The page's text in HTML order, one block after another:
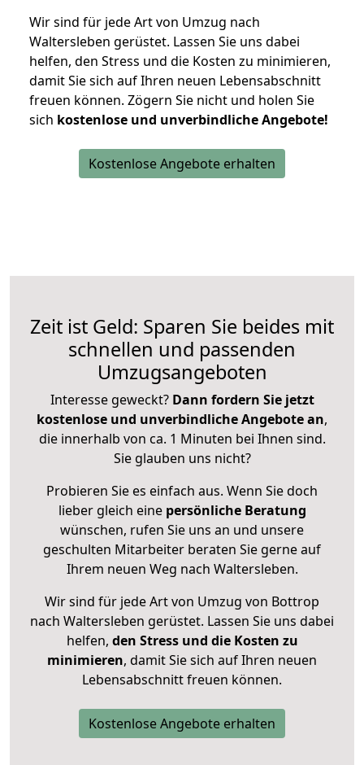
Wir sind für jede Art von Umzug nach
Waltersleben gerüstet. Lassen Sie uns dabei
helfen, den Stress und die Kosten zu minimieren,
damit Sie sich auf Ihren neuen Lebensabschnitt
freuen können. Zögern Sie nicht und holen Sie
sich kostenlose und unverbindliche Angebote!
Kostenlose Angebote erhalten
Zeit ist Geld: Sparen Sie beides mit
schnellen und passenden
Umzugsangeboten
Interesse geweckt? Dann fordern Sie jetzt
kostenlose und unverbindliche Angebote an,
die innerhalb von ca. 1 Minuten bei Ihnen sind.
Sie glauben uns nicht?
Probieren Sie es einfach aus. Wenn Sie doch
lieber gleich eine persönliche Beratung
wünschen, rufen Sie uns an und unsere
geschulten Mitarbeiter beraten Sie gerne auf
Ihrem neuen Weg nach Waltersleben.
Wir sind für jede Art von Umzug von Bottrop
nach Waltersleben gerüstet. Lassen Sie uns dabei
helfen, den Stress und die Kosten zu
minimieren, damit Sie sich auf Ihren neuen
Lebensabschnitt freuen können.
Kostenlose Angebote erhalten